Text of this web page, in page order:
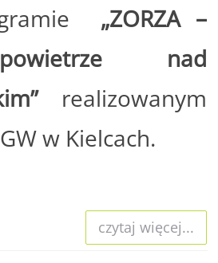
„ZORZA –
nad
realizowanym
w Kielcach.
czytaj więcej...